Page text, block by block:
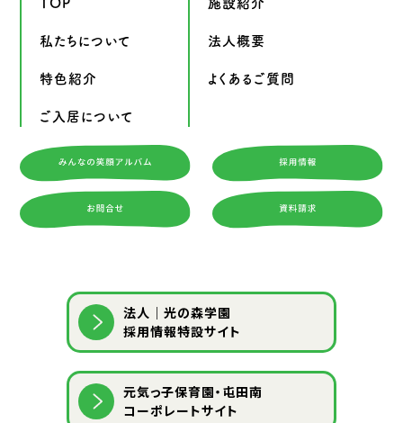
TOP
私たちについて
特色紹介
ご入居について
施設紹介
法人概要
よくあるご質問
法人｜光の森学園
採用情報特設サイト
元気っ子保育園・屯田南
コーポレートサイト